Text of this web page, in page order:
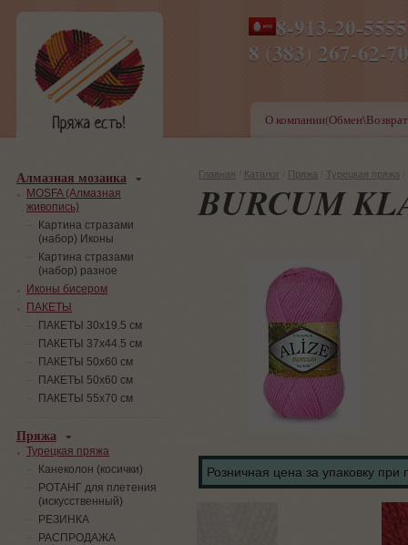
8-913-20-
8 (383) 267-
ПН-ПТ 8-17,СБ-ВС 9-
О
Главная Каталог Пряжа Турецкая пряжа
BURCUM
Розничная цена за упаковку при
Алмазная мозаика
MOSFA (Алмазная
живопись)
Картина стразами
(набор) Иконы
Картина стразами
(набор) разное
Иконы бисером
ПАКЕТЫ
ПАКЕТЫ 30х19.5 см
ПАКЕТЫ 37х44.5 см
ПАКЕТЫ 50х60 см
ПАКЕТЫ 50х60 см
ПАКЕТЫ 55х70 см
Пряжа
Турецкая пряжа
Канеколон (косички)
РОТАНГ для плетения
(искусственный)
PЕЗИНКА
РАСПРОДАЖА